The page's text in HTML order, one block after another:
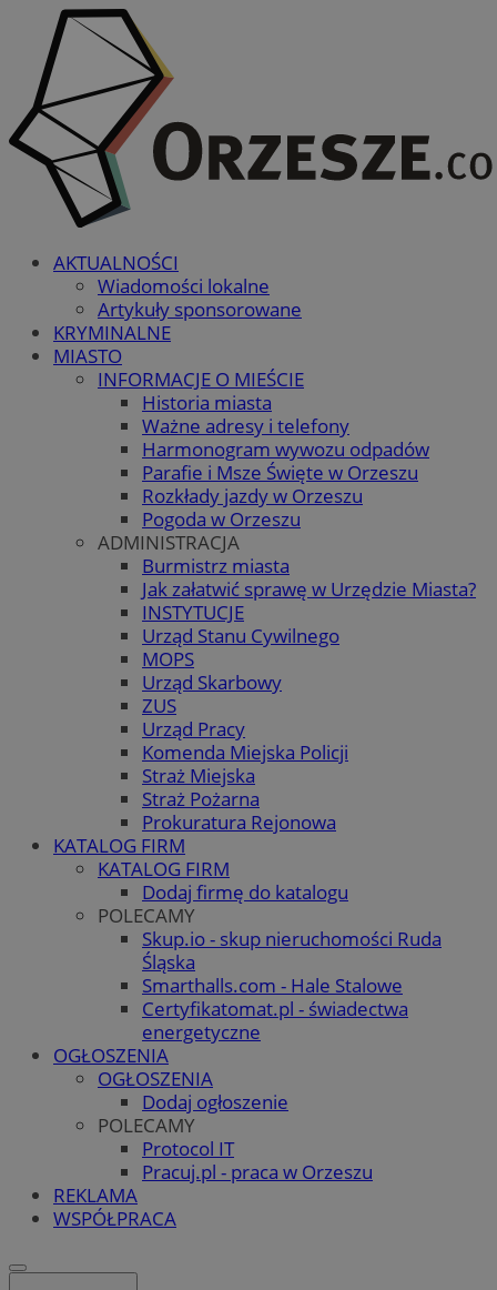
AKTUALNOŚCI
Wiadomości lokalne
Artykuły sponsorowane
KRYMINALNE
MIASTO
INFORMACJE O MIEŚCIE
Historia miasta
Ważne adresy i telefony
Harmonogram wywozu odpadów
Parafie i Msze Święte w Orzeszu
Rozkłady jazdy w Orzeszu
Pogoda w Orzeszu
ADMINISTRACJA
Burmistrz miasta
Jak załatwić sprawę w Urzędzie Miasta?
INSTYTUCJE
Urząd Stanu Cywilnego
MOPS
Urząd Skarbowy
ZUS
Urząd Pracy
Komenda Miejska Policji
Straż Miejska
Straż Pożarna
Prokuratura Rejonowa
KATALOG FIRM
KATALOG FIRM
Dodaj firmę do katalogu
POLECAMY
Skup.io - skup nieruchomości Ruda
Śląska
Smarthalls.com - Hale Stalowe
Certyfikatomat.pl - świadectwa
energetyczne
OGŁOSZENIA
OGŁOSZENIA
Dodaj ogłoszenie
POLECAMY
Protocol IT
Pracuj.pl - praca w Orzeszu
REKLAMA
WSPÓŁPRACA